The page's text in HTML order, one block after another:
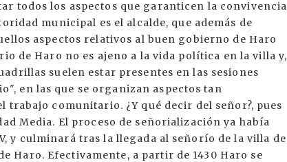
todos los aspectos que garanticen la convivencia
municipal es el alcalde, que además de
aspectos relativos al buen gobierno de Haro
de Haro no es ajeno a la vida política en la villa y,
suelen estar presentes en las sesiones
en las que se organizan aspectos tan
comunitario. ¿Y qué decir del señor?, pues
Media. El proceso de señorialización ya había
y culminará tras la llegada al señorío de la villa de
Haro. Efectivamente, a partir de 1430 Haro se